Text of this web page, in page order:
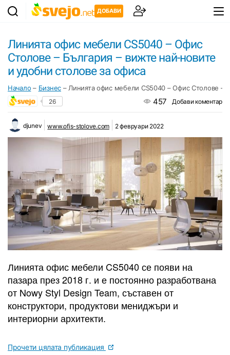
ДОБАВИ
Линията офис мебели CS5040 – Офис
Столове – България – вижте най-новите
и удобни столове за офиса
Начало – Бизнес– Линията офис мебели CS5040 – Офис Столове –
26 457 Добави коментар
djunev www.ofis-stolove.com 2 февруари 2022
Линията офис мебели CS5040 се появи на
пазара през 2018 г. и е постоянно разработвана
от Nowy Styl Design Team, съставен от
конструктори, продуктови мениджъри и
интериорни архитекти.
Прочети цялата публикация